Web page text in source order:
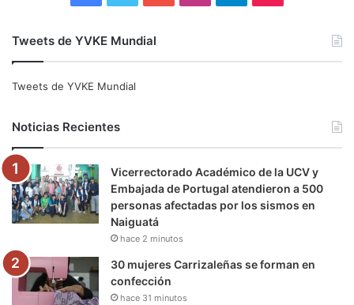
e
o
o
k
t
e
r
b
e
g
r
a
r
a
m
k
Tweets de YVKE Mundial
Tweets de YVKE Mundial
Noticias Recientes
Vicerrectorado Académico de la UCV y
Embajada de Portugal atendieron a 500
personas afectadas por los sismos en
Naiguatá
hace 2 minutos
30 mujeres Carrizaleñas se forman en
confección
hace 31 minutos